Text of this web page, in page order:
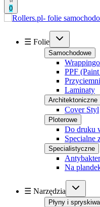
0
☰ Folie
Samochodowe
PPF
Laminaty
Architektoniczne
Cover Styl
Ploterowe
Do druku
Specialne
Specialistyczne
Na
☰ Narzędzia
Płyny i